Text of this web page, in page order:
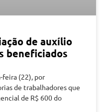
de auxílio
beneficiados
feira (22), por
de trabalhadores que
de R$ 600 do